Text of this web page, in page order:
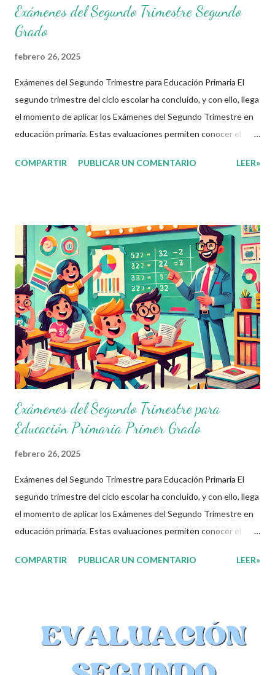
Exámenes del Segundo Trimestre Segundo
Grado
febrero 26, 2025
Exámenes del Segundo Trimestre para Educación Primaria El
segundo trimestre del ciclo escolar ha concluido, y con ello, llega
el momento de aplicar los Exámenes del Segundo Trimestre en
educación primaria. Estas evaluaciones permiten conocer el
establecidos en el nuevo plan de estudios: Lenguajes Saberes y
en el aprendizaje de sus estudiantes. Compartimos los
Exámenes del Segundo Trimestre Con el objetivo de apoyar a la
comunidad educativa, ponemos a su disposición los Exámenes
del Segundo Trimestre para todos los grados de educación
primaria. Estos materiales han sido elaborados por el Profe Díaz ,
un docente comprometido con la educación que
constantemente comparte material didáctico de gran calidad.
Agradecemos profundame...
COMPARTIR PUBLICAR UN COMENTARIO LEER»
Exámenes del Segundo Trimestre para
Educación Primaria Primer Grado
febrero 26, 2025
Exámenes del Segundo Trimestre para Educación Primaria El
segundo trimestre del ciclo escolar ha concluido, y con ello, llega
el momento de aplicar los Exámenes del Segundo Trimestre en
educación primaria. Estas evaluaciones permiten conocer el
establecidos en el nuevo plan de estudios: Lenguajes Saberes y
en el aprendizaje de sus estudiantes. Compartimos los
comunidad educativa, ponemos a su disposición los Exámenes
COMPARTIR PUBLICAR UN COMENTARIO LEER»